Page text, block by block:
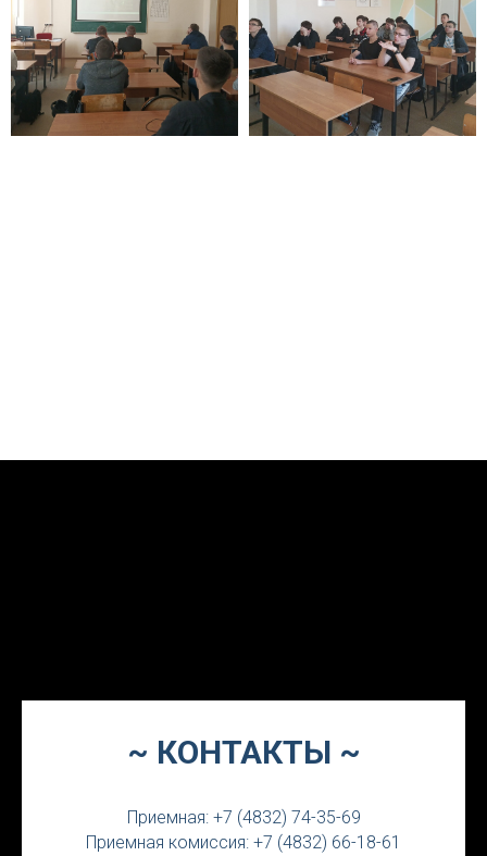
~ КОНТАКТЫ ~
Приемная: +7 (4832) 74-35-69
Приемная комиссия: +7 (4832) 66-18-61